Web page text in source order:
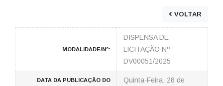
VOLTAR
MODALIDADE/Nº:
DISPENSA DE
LICITAÇÃO Nº
DV00051/2025
DATA DA PUBLICAÇÃO DO
Quinta-Feira, 28 de